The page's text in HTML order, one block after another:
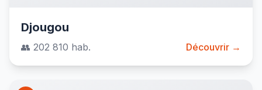
Djougou
👥 202 810 hab. Découvrir →